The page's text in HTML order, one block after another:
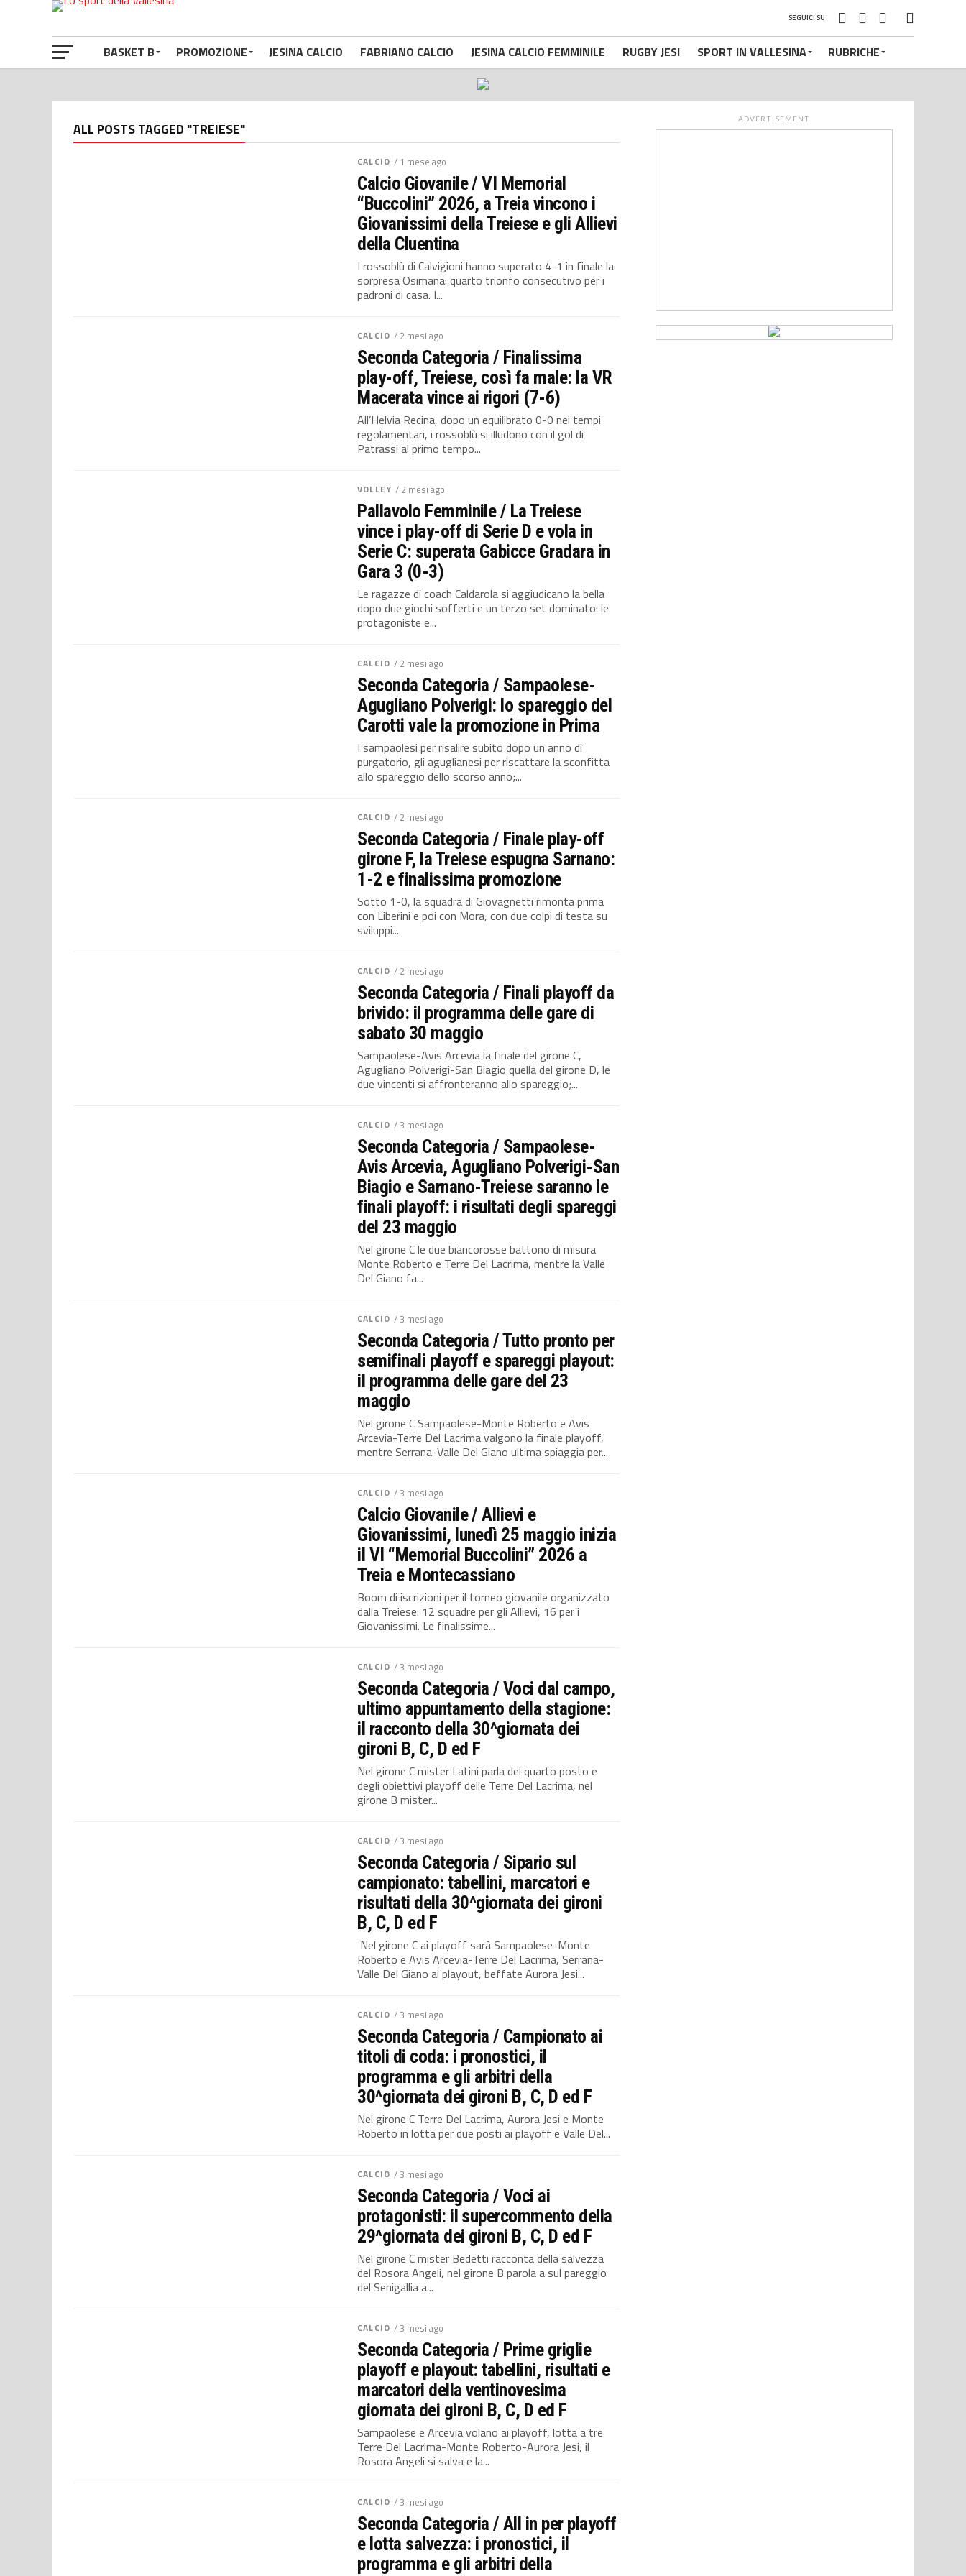
SEGUICI SU
BASKET B PROMOZIONE JESINA CALCIO FABRIANO CALCIO JESINA CALCIO FEMMINILE RUGBY JESI SPORT IN VALLESINA RUBRICHE
ALL POSTS TAGGED "TREIESE"
CALCIO / 1 mese ago
Calcio Giovanile / VI Memorial
“Buccolini” 2026, a Treia vincono i
Giovanissimi della Treiese e gli Allievi
della Cluentina
I rossoblù di Calvigioni hanno superato 4-1 in finale la
sorpresa Osimana: quarto trionfo consecutivo per i
padroni di casa. I...
CALCIO / 2 mesi ago
Seconda Categoria / Finalissima
play-off, Treiese, così fa male: la VR
Macerata vince ai rigori (7-6)
All’Helvia Recina, dopo un equilibrato 0-0 nei tempi
regolamentari, i rossoblù si illudono con il gol di
Patrassi al primo tempo...
VOLLEY / 2 mesi ago
Pallavolo Femminile / La Treiese
vince i play-off di Serie D e vola in
Serie C: superata Gabicce Gradara in
Gara 3 (0-3)
Le ragazze di coach Caldarola si aggiudicano la bella
dopo due giochi sofferti e un terzo set dominato: le
protagoniste e...
CALCIO / 2 mesi ago
Seconda Categoria / Sampaolese-
Agugliano Polverigi: lo spareggio del
Carotti vale la promozione in Prima
I sampaolesi per risalire subito dopo un anno di
purgatorio, gli aguglianesi per riscattare la sconfitta
allo spareggio dello scorso anno;...
CALCIO / 2 mesi ago
Seconda Categoria / Finale play-off
girone F, la Treiese espugna Sarnano:
1-2 e finalissima promozione
Sotto 1-0, la squadra di Giovagnetti rimonta prima
con Liberini e poi con Mora, con due colpi di testa su
sviluppi...
CALCIO / 2 mesi ago
Seconda Categoria / Finali playoff da
brivido: il programma delle gare di
sabato 30 maggio
Sampaolese-Avis Arcevia la finale del girone C,
Agugliano Polverigi-San Biagio quella del girone D, le
due vincenti si affronteranno allo spareggio;...
CALCIO / 3 mesi ago
Seconda Categoria / Sampaolese-
Avis Arcevia, Agugliano Polverigi-San
Biagio e Sarnano-Treiese saranno le
finali playoff: i risultati degli spareggi
del 23 maggio
Nel girone C le due biancorosse battono di misura
Monte Roberto e Terre Del Lacrima, mentre la Valle
Del Giano fa...
CALCIO / 3 mesi ago
Seconda Categoria / Tutto pronto per
semifinali playoff e spareggi playout:
il programma delle gare del 23
maggio
Nel girone C Sampaolese-Monte Roberto e Avis
Arcevia-Terre Del Lacrima valgono la finale playoff,
mentre Serrana-Valle Del Giano ultima spiaggia per...
CALCIO / 3 mesi ago
Calcio Giovanile / Allievi e
Giovanissimi, lunedì 25 maggio inizia
il VI “Memorial Buccolini” 2026 a
Treia e Montecassiano
Boom di iscrizioni per il torneo giovanile organizzato
dalla Treiese: 12 squadre per gli Allievi, 16 per i
Giovanissimi. Le finalissime...
CALCIO / 3 mesi ago
Seconda Categoria / Voci dal campo,
ultimo appuntamento della stagione:
il racconto della 30^giornata dei
gironi B, C, D ed F
Nel girone C mister Latini parla del quarto posto e
degli obiettivi playoff delle Terre Del Lacrima, nel
girone B mister...
CALCIO / 3 mesi ago
Seconda Categoria / Sipario sul
campionato: tabellini, marcatori e
risultati della 30^giornata dei gironi
B, C, D ed F
Nel girone C ai playoff sarà Sampaolese-Monte
Roberto e Avis Arcevia-Terre Del Lacrima, Serrana-
Valle Del Giano ai playout, beffate Aurora Jesi...
CALCIO / 3 mesi ago
Seconda Categoria / Campionato ai
titoli di coda: i pronostici, il
programma e gli arbitri della
30^giornata dei gironi B, C, D ed F
Nel girone C Terre Del Lacrima, Aurora Jesi e Monte
Roberto in lotta per due posti ai playoff e Valle Del...
CALCIO / 3 mesi ago
Seconda Categoria / Voci ai
protagonisti: il supercommento della
29^giornata dei gironi B, C, D ed F
Nel girone C mister Bedetti racconta della salvezza
del Rosora Angeli, nel girone B parola a sul pareggio
del Senigallia a...
CALCIO / 3 mesi ago
Seconda Categoria / Prime griglie
playoff e playout: tabellini, risultati e
marcatori della ventinovesima
giornata dei gironi B, C, D ed F
Sampaolese e Arcevia volano ai playoff, lotta a tre
Terre Del Lacrima-Monte Roberto-Aurora Jesi, il
Rosora Angeli si salva e la...
CALCIO / 3 mesi ago
Seconda Categoria / All in per playoff
e lotta salvezza: i pronostici, il
programma e gli arbitri della
ADVERTISEMENT